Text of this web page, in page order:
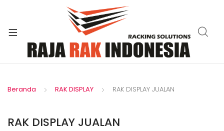
Beranda RAK DISPLAY RAK DISPLAY JUALAN
RAK DISPLAY JUALAN